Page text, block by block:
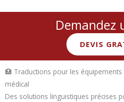
Demandez
DEVIS
🏥 Traductions pour les
médical
Des solutions linguistiques précises